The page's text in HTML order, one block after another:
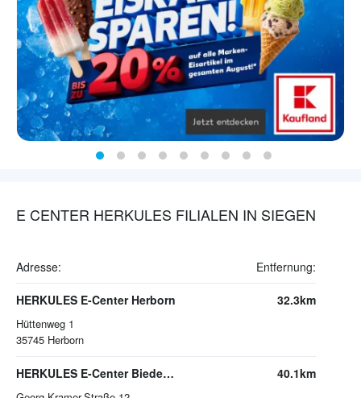
E CENTER HERKULES FILIALEN IN SIEGEN
Adresse: Entfernung:
HERKULES E-Center Herborn
Hüttenweg 1
35745 Herborn
32.3km
HERKULES E-Center Biedenkopf 40.1km